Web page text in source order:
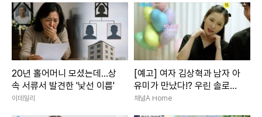
20년 홀어머니 모셨는데…상
속 서류서 발견한 '낯선 이름'
이데일리
[예고] 여자 김상혁과 남자 아
유미가 만났다!? 우린 솔로탈
출 준비 중~♥
채널A Home